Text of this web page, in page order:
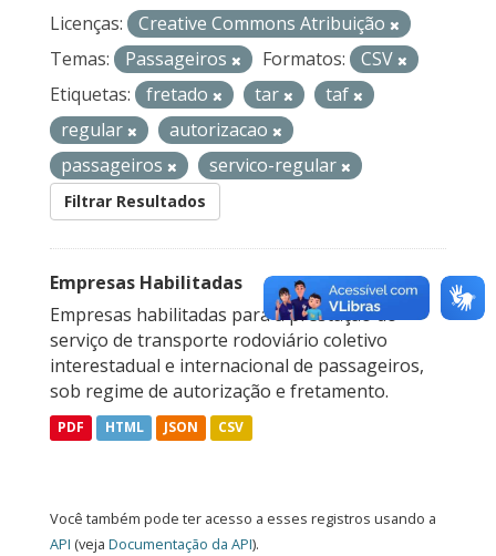
Licenças:
Creative Commons Atribuição
Temas:
Passageiros Formatos:
CSV
Etiquetas:
fretado tar
taf
regular
autorizacao
passageiros
servico-regular
Filtrar Resultados
Empresas Habilitadas
Empresas habilitadas para a prestação do
serviço de transporte rodoviário coletivo
interestadual e internacional de passageiros,
sob regime de autorização e fretamento.
PDF HTML JSON CSV
Você também pode ter acesso a esses registros usando a
API (veja Documentação da API).